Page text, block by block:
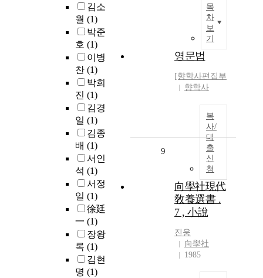
김소
월 (1)
박준
호 (1)
이병
찬 (1)
박희
진 (1)
김경
일 (1)
김종
배 (1)
서인
석 (1)
서정
일 (1)
徐廷
一 (1)
장왕
록 (1)
김현
명 (1)
목
차
보
기
영문법
[향학사편집부
향학사
복
사/
대
출
신
청
9
向學社現代
敎養選書 .
7 , 小說
진웅
向學社
1985